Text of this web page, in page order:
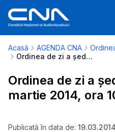
Acasă AGENDA CNA
Ordinea de zi a ședinței de joi, 20 martie 2014, ora 10.00
Ordinea de zi a
martie 2014, ora
Publicată în data de: 19.03.2014